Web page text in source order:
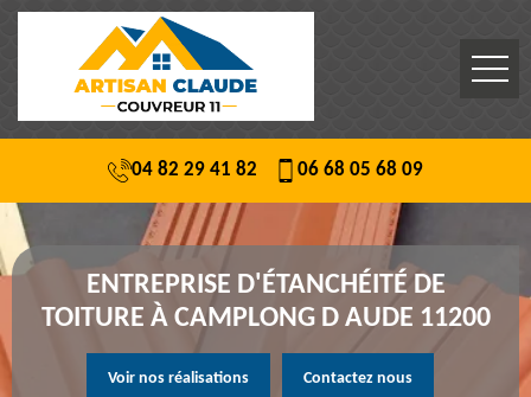
04 82 29 41 82 06 68 05 68 09
ENTREPRISE D'ÉTANCHÉITÉ DE
TOITURE À CAMPLONG D AUDE 11200
Voir nos réalisations Contactez nous